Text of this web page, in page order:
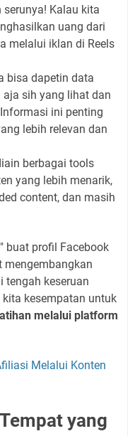
Kalau kita
uang dari
melalui iklan di Reels
bisa dapetin data
sih yang lihat dan
ini penting
lebih relevan dan
berbagai tools
yang lebih menarik,
content, dan masih
buat profil Facebook
mengembangkan
tengah keseruan
kesempatan untuk
melalui platform
Melalui Konten
yang